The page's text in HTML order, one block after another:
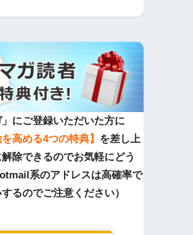
」にご登録いただいた方に
高める4つの特典】 を差し上
除できるのでお気軽にどう
系のアドレスは高確率で
るのでご注意ください）